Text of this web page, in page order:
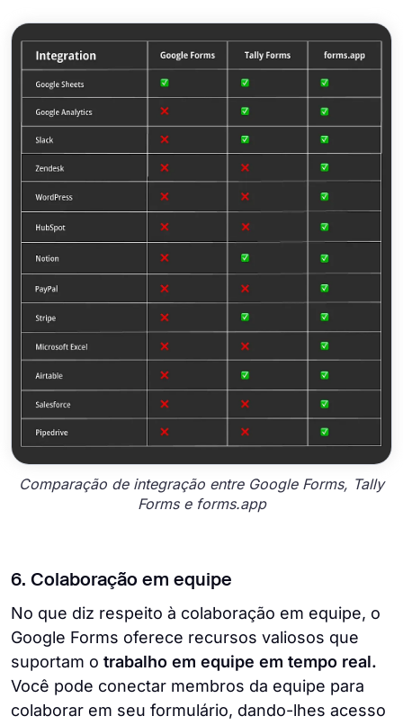
Comparação de integração entre Google Forms, Tally
Forms e forms.app
6. Colaboração em equipe
No que diz respeito à colaboração em equipe, o
Google Forms oferece recursos valiosos que
suportam o trabalho em equipe em tempo real.
Você pode conectar membros da equipe para
colaborar em seu formulário, dando-lhes acesso